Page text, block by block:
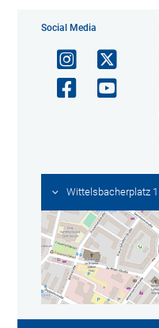
Social Media
Wittelsbacherplatz 1